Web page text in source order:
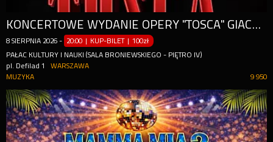
KONCERTOWE WYDANIE OPERY "TOSCA" GIACOMO PUCCINIEGO
8 SIERPNIA 2026 - 20:00 | KUP-BILET |100zł
PAŁAC KULTURY I NAUKI (SALA BRONIEWSKIEGO - PIĘTRO IV)
pl. Defilad 1
WARSZAWA
9 950
MUZYKA